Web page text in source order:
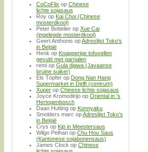
CoCoFlix op Chinese
lichte sojasaus
Roy op Kai Choi (Chinese
mosterdkool)
Peter Bottelier op Xue Cai
(ingelegde mosterdkool)
Geert Anthonis opAdreslijst Toko’s
in België
Henk op Knapperige tofuvellen
gevuld met garnalen
remi op Gula djawa (Javaanse
bruine suiker)
Els Töpfer op Dong Nan Hang
Supermarket in Delft (centrum)
Xuper op Chinese lichte sojasaus
Joyce Kromodirijo op Oriental in ’s
Hertogenbosch
Daan Hutting op Konnyaku
Smolders marc opAdreslijst Toko’s
in België
Crys op Kip in Meestersaus
Wilgo Pelhan op Chu Hou Saus
(Kantonese sojabonensaus)
James Clock op Chinese